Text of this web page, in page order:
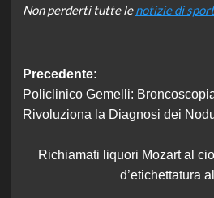
Non perderti tutte lenotizie di sport
Navigazione
articolo
Precedente:
Policlinico Gemelli:
Rivoluziona la Diagnosi dei
Richiamati liquori Mozart al
d’etichettatura